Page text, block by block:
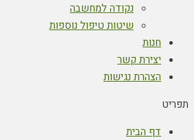
נקודה למחשבה
שיטות טיפול נוספות
חנות
יצירת קשר
הצהרת נגישות
תפריט
דף הבית